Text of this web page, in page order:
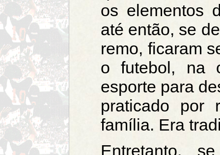
os elementos
até então, se
remo, ficaram
o futebol, na
esporte para
praticado por
família. Era
Entretanto,